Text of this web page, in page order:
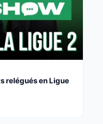
relégués en Ligue